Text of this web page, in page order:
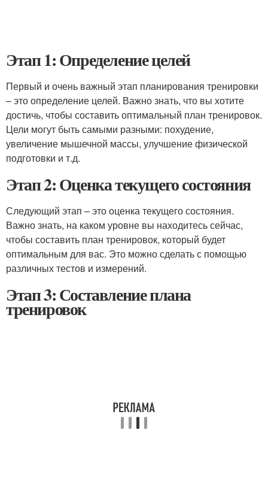
Этап 1: Определение целей
Первый и очень важный этап планирования тренировки
– это определение целей. Важно знать, что вы хотите
достичь, чтобы составить оптимальный план тренировок.
Цели могут быть самыми разными: похудение,
увеличение мышечной массы, улучшение физической
подготовки и т.д.
Этап 2: Оценка текущего состояния
Следующий этап – это оценка текущего состояния.
Важно знать, на каком уровне вы находитесь сейчас,
чтобы составить план тренировок, который будет
оптимальным для вас. Это можно сделать с помощью
различных тестов и измерений.
Этап 3: Составление плана
тренировок